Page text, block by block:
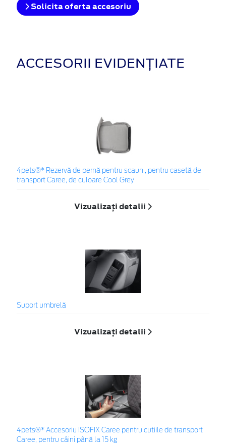
Solicita oferta accesoriu
ACCESORII EVIDENȚIATE
4pets®* Rezervă de pernă pentru scaun , pentru casetă de
transport Caree, de culoare Cool Grey
Vizualizați detalii
Suport umbrelă
Vizualizați detalii
4pets®* Accesoriu ISOFIX Caree pentru cutiile de transport
Caree, pentru câini până la 15 kg